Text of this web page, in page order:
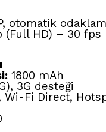
otomatik
(Full HD) – 30 fps
1800 mAh
3G desteği
Wi-Fi Direct,